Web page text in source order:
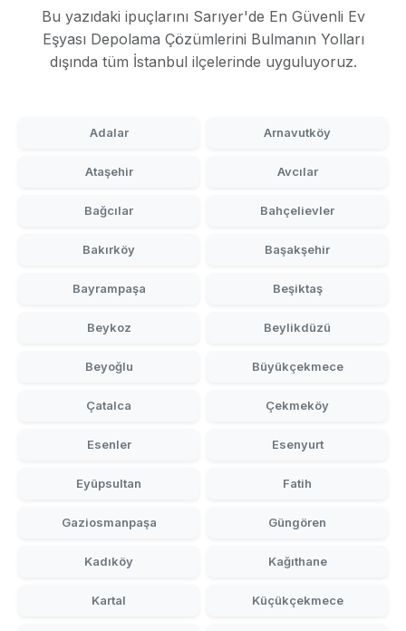
Bu yazıdaki ipuçlarını Sarıyer'de En Güvenli Ev
Eşyası Depolama Çözümlerini Bulmanın Yolları
dışında tüm İstanbul ilçelerinde uyguluyoruz.
Adalar Arnavutköy
Ataşehir Avcılar
Bağcılar Bahçelievler
Bakırköy Başakşehir
Bayrampaşa Beşiktaş
Beykoz Beylikdüzü
Beyoğlu Büyükçekmece
Çatalca Çekmeköy
Esenler Esenyurt
Eyüpsultan Fatih
Gaziosmanpaşa Güngören
Kadıköy Kağıthane
Kartal Küçükçekmece